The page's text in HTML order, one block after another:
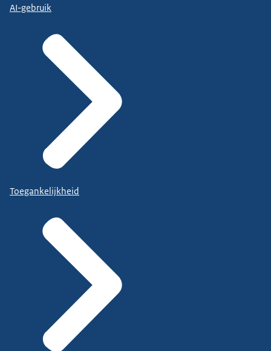
Bij het gecombineerde bedrijf komt dus ook de
Het onderdeel inkomen komt daar aan bod.
En dan zijn er nog wat kleinere groepen.
Dat is de groep bedrijven die alleen de Wsw
uitvoeren en maar een beperkte groep.
Dus landelijk zijn dat dat ongeveer vijf, 5%
en die voeren alleen functionaliteit I uit.
richten op beschut werk.
Die voeren dan naast de Wsw ook beschut werk
uit.
En soms ook nog die categorie G die hier staat.
Maar dat zijn de zogenoemde opstap en vangnet
Dat zijn banen voor mensen die geen indicatie
beschut werk hebben,
AI-gebruik
Toegankelijkheid